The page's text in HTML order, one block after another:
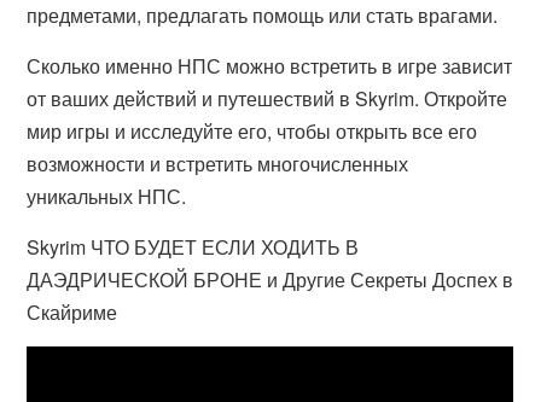
предметами, предлагать помощь или стать врагами.
Сколько именно НПС можно встретить в игре зависит
от ваших действий и путешествий в Skyrim. Откройте
мир игры и исследуйте его, чтобы открыть все его
возможности и встретить многочисленных
уникальных НПС.
Skyrim ЧТО БУДЕТ ЕСЛИ ХОДИТЬ В
ДАЭДРИЧЕСКОЙ БРОНЕ и Другие Секреты Доспех в
Скайриме